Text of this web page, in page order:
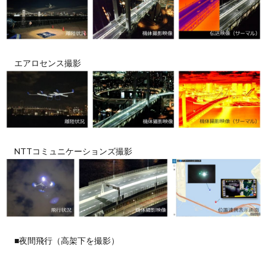
エアロセンス撮影
NTTコミュニケーションズ撮影
■夜間飛行（高架下を撮影）